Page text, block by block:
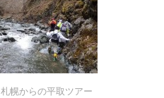
札幌からの平取ツアー
札幌からの平取ツアー